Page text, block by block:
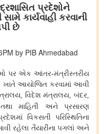
પ્રદેશોને
કાર્યવાહી કરવાની
છે
by PIB Ahmedabad
પર એક આંતર-મંત્રીસ્તરીય
ખાતે આયોજિત કરવામાં આવી
, વિદેશ મંત્રાલય, બંદર,
તથા માહિતી અને
પ્રસારણ
વિકસતી
પરિસ્થિતિના
રહેલા તૈયારીના પગલાં અને